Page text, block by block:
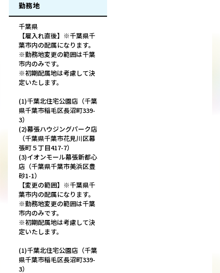
勤務地
千葉県
【雇入れ直後】※千葉県千
葉市内の配属になります。
※勤務地変更の範囲は千葉
市内のみです。
※初期配属地は考慮して決
定いたします。
(1)千葉北住宅公園店（千葉
県千葉市稲毛区長沼町339-
3）
(2)幕張ハウジングパーク店
（千葉県千葉市花見川区幕
張町５丁目417-7）
(3)イオンモール幕張新都心
店（千葉県千葉市美浜区豊
砂1-1）
【変更の範囲】※千葉県千
葉市内の配属になります。
※勤務地変更の範囲は千葉
市内のみです。
※初期配属地は考慮して決
定いたします。
(1)千葉北住宅公園店（千葉
県千葉市稲毛区長沼町339-
3）